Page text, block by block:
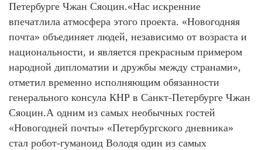
Петербурге Чжан Сяоцин.«Нас искренние
впечатлила атмосфера этого проекта. «Новогодняя
почта» объединяет людей, независимо от возраста и
национальности, и является прекрасным примером
народной дипломатии и дружбы между странами»,
отметил временно исполняющим обязанности
генерального консула КНР в Санкт-Петербурге Чжан
Сяоцин.А одним из самых необычных гостей
«Новогодней почты» «Петербургского дневника»
стал робот-гуманоид Володя один из самых